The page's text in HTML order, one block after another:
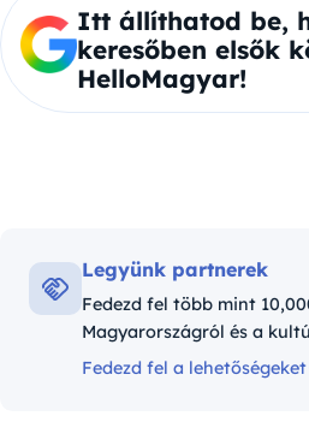
Itt állíthatod be,
keresőben elsők
HelloMagyar!
Legyünk partnerek
Fedezd fel több mint
Magyarországról és a
Fedezd fel a lehetőségeket